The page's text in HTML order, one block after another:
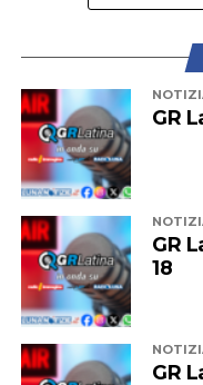
L’ipotesi è quella di
il cui conducente non
per verificare i
facendo perdere le
GR
GR
18
GR